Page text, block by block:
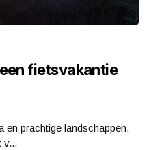
fietsvakantie
en prachtige landschappen.
v...